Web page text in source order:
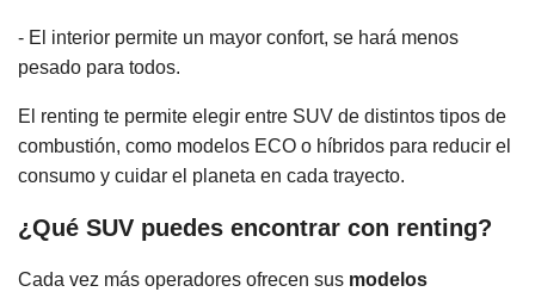
- El interior permite un mayor confort, se hará menos
pesado para todos.
El renting te permite elegir entre SUV de distintos tipos de
combustión, como modelos ECO o híbridos para reducir el
consumo y cuidar el planeta en cada trayecto.
¿Qué SUV puedes encontrar con renting?
Cada vez más operadores ofrecen sus modelos